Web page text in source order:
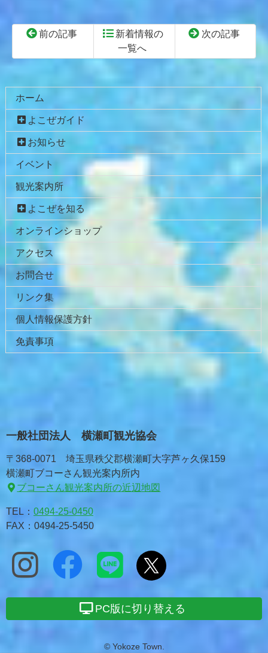
前の記事
新着情報の
一覧へ
次の記事
コ
ン
文
戻
ペ
の
へ
ホーム
よこぜガイド
お知らせ
イベント
観光案内所
よこぜを知る
オンラインショップ
アクセス
お問合せ
リンク集
個人情報保護方針
免責事項
一般社団法人 横瀬町観光協会
〒368-0071 埼玉県秩父郡横瀬町大字芦ヶ久保159
横瀬町ブコーさん観光案内所内
ブコーさん観光案内所の近辺地図
TEL： 0494-25-0450
FAX：0494-25-5450
PC版に切り替える
© Yokoze Town.